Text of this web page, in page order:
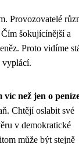
Provozovatelé
šokující­nější a
Proto vidíme
vyplácí.
než jen o
Chtějí oslabit své
v demokratické
může být stejně